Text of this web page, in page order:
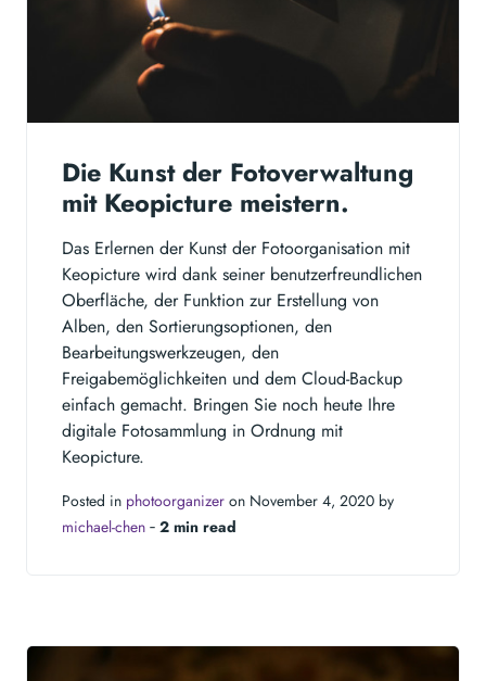
Die Kunst der Fotoverwaltung
mit Keopicture meistern.
Das Erlernen der Kunst der Fotoorganisation mit
Keopicture wird dank seiner benutzerfreundlichen
Oberfläche, der Funktion zur Erstellung von
Alben, den Sortierungsoptionen, den
Bearbeitungswerkzeugen, den
Freigabemöglichkeiten und dem Cloud-Backup
einfach gemacht. Bringen Sie noch heute Ihre
digitale Fotosammlung in Ordnung mit
Keopicture.
Posted in photoorganizer on November 4, 2020 by
michael-chen ‐ 2 min read